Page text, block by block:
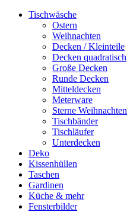
Tischwäsche
Ostern
Weihnachten
Decken / Kleinteile
Decken quadratisch
Große Decken
Runde Decken
Mitteldecken
Meterware
Sterne Weihnachten
Tischbänder
Tischläufer
Unterdecken
Deko
Kissenhüllen
Taschen
Gardinen
Küche & mehr
Fensterbilder